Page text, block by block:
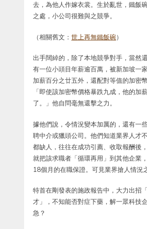
去，為他人作嫁衣裳。生於亂世，鐵飯
之處，小公司很難與之競爭。
（相關舊文： 世上再無鐵飯碗）
出手闊綽的，除了本地競爭對手，當然
有一位小頭目年薪逾百萬，被新加坡一
加薪百分之廿五外，還配對等值的加密
「即使該加密幣價格暴跌九成，他的加
了。」他自問毫無還擊之力。
據他們說，令情況變本加厲的，還有一
聘中介或獵頭公司。他們知道業界人才
都缺人，往往在成功引薦、收取報酬後
就把該求職者「循環再用」到其他企業
18個月的在職保證。可見業界搶人情況
特首在剛發表的施政報告中，大力出招
才」，不知能否對症下藥，解一眾科技
急？